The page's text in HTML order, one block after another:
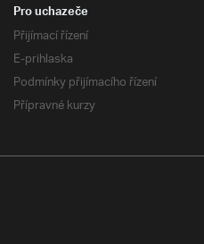
Pro uchazeče
Přijímací řízení
E-prihlaska
Podmínky přijímacího řízení
Přípravné kurzy